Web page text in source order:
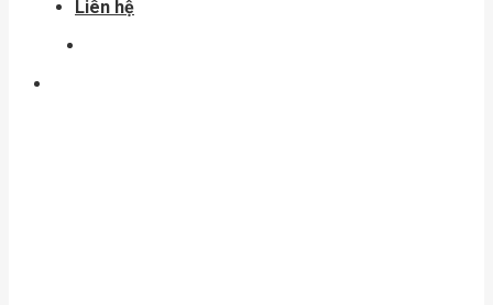
Liên hệ